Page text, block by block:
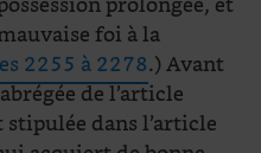
foi à la
2255 à 2278.) Avant
de l’article
dans l’article